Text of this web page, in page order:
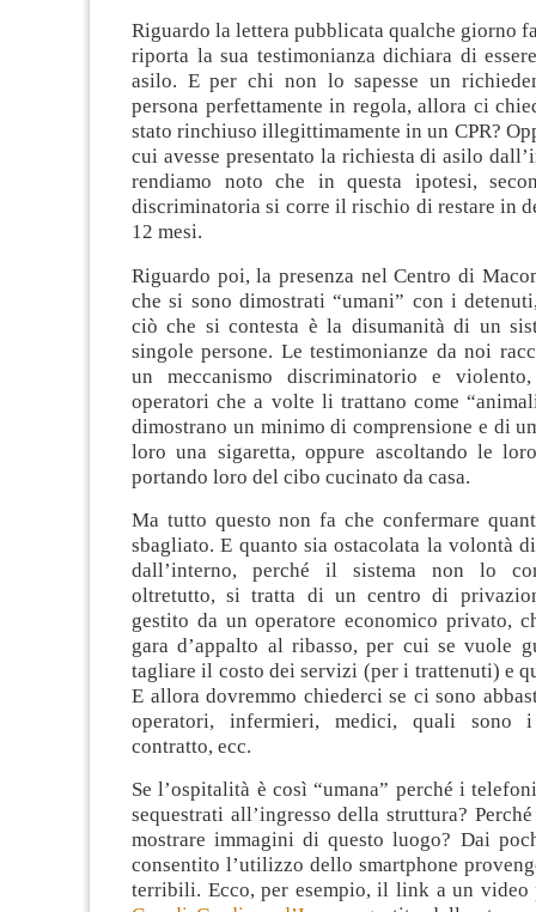
Riguardo la lettera pubblicata qualche giorno
riporta la sua testimonianza dichiara di
asilo. E per chi non lo sapesse un
persona perfettamente in regola, allora ci
stato rinchiuso illegittimamente in un CPR?
cui avesse presentato la richiesta di asilo
rendiamo noto che in questa ipotesi,
discriminatoria si corre il rischio di restare in
12 mesi.
Riguardo poi, la presenza nel Centro di
che si sono dimostrati “umani” con i
ciò che si contesta è la disumanità di un
singole persone. Le testimonianze da noi
un meccanismo discriminatorio e
operatori che a volte li trattano come
dimostrano un minimo di comprensione e di
loro una sigaretta, oppure ascoltando le
portando loro del cibo cucinato da casa.
Ma tutto questo non fa che confermare
sbagliato. E quanto sia ostacolata la volontà
dall’interno, perché il sistema non lo
oltretutto, si tratta di un centro di
gestito da un operatore economico privato,
gara d’appalto al ribasso, per cui se vuole
tagliare il costo dei servizi (per i trattenuti) e
E allora dovremmo chiederci se ci sono
operatori, infermieri, medici, quali
contratto, ecc.
Se l’ospitalità è così “umana” perché i
sequestrati all’ingresso della struttura?
mostrare immagini di questo luogo? Dai
consentito l’utilizzo dello smartphone
terribili. Ecco, per esempio, il link a un video